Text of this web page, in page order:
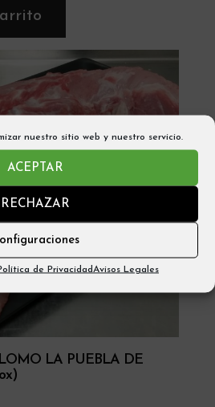
nuestro sitio web y nuestro servicio.
ACEPTAR
RECHAZAR
de PrivacidadAvisos Legales
LA PUEBLA DE